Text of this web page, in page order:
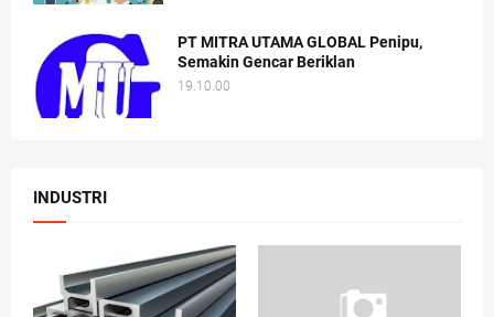
PT MITRA UTAMA GLOBAL Penipu,
Semakin Gencar Beriklan
19.10.00
INDUSTRI